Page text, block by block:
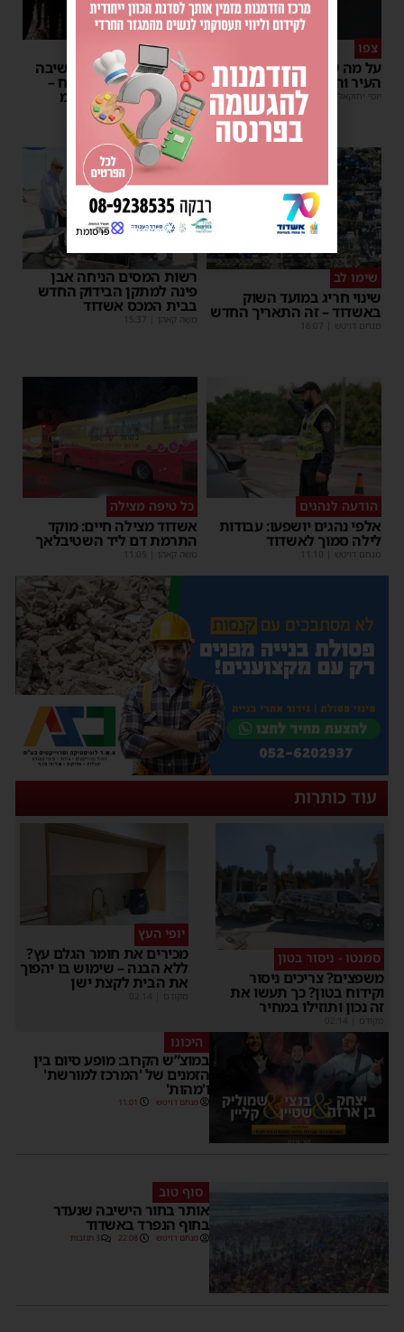
צפו
על מה שוחחו מ"מ ראש
העיר והחיד"א אברג׳ל?
יוסי יחזקאלי 23:37
פירות ההסתה
אימה באשדוד: בחור ישיבה
בן 13 נשדד באיומי רצח –
המשטרה הקימה צח”מ
מנחם דויטש |
22:32
שימו לב
שינוי חריג במועד השוק
באשדוד – זה התאריך החדש
מנחם דויטש 16:07
רשות המסים הניחה אבן
פינה למתקן הבידוק החדש
בבית המכס אשדוד
משה קאהן 15:37
הודעה לנהגים
אלפי נהגים יושפעו: עבודות
לילה סמוך לאשדוד
מנחם דויטש 11:10
כל טיפה מצילה
אשדוד מצילה חיים: מוקד
התרמת דם ליד השטיבלאך
משה קאהן 11:05
עוד כותרות
סמנטו - ניסור בטון
משפצים? צריכים ניסור
וקידוח בטון? כך תעשו את
זה נכון ותוזילו במחיר
מקודם
יופי העץ
מכירים את חומר הגלם עץ?
ללא הבנה – שימוש בו יהפוך
את הבית לקצת ישן
מקודם
היכונו
במוצ”ש הקרוב: מופע סיום בין
הזמנים של 'המרכז למורשת'
ו'מהות'
מנחם דויטש 11:01
סוף טוב
אותר בחור הישיבה שנעדר
בחוף הנפרד באשדוד
מנחם דויטש 22:08 3 תגובות
פרסומת